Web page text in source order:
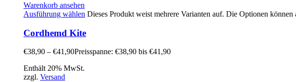
Warenkorb ansehen
Ausführung wählen Dieses Produkt weist mehrere Varianten auf. Die Optionen
Cordhemd Kite
€38,90 – €41,90Preisspanne: €38,90 bis €41,90
Enthält 20% MwSt.
zzgl. Versand